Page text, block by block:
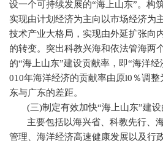
设一个可持续发展的“海上山东”。构
实现由计划经济为主向以市场经济为
技术产业大格局，实现由外延扩张向
的转变。突出科教兴海和依法管海两
的“海上山东”建设贡献率，即“海洋经
010年海洋经济的贡献率由原l0 ％调整
东与广东的差距。
(三)制定有效加快“海上山东”建
主要包括以海兴省、科教先行、
管理、海洋经济高速健康发展以及行